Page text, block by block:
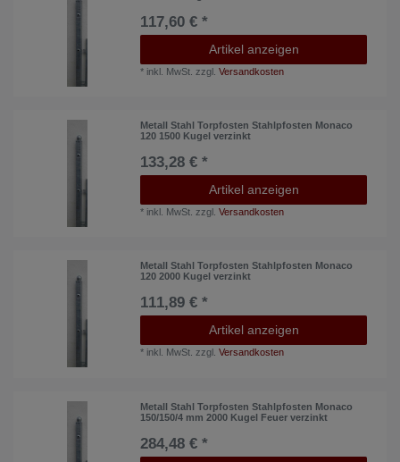
117,60 € *
Artikel anzeigen
* inkl. MwSt. zzgl.Versandkosten
Metall Stahl Torpfosten Stahlpfosten Monaco
120 1500 Kugel verzinkt
133,28 € *
Artikel anzeigen
* inkl. MwSt. zzgl.Versandkosten
Metall Stahl Torpfosten Stahlpfosten Monaco
120 2000 Kugel verzinkt
111,89 € *
Artikel anzeigen
* inkl. MwSt. zzgl.Versandkosten
Metall Stahl Torpfosten Stahlpfosten Monaco
150/150/4 mm 2000 Kugel Feuer verzinkt
284,48 € *